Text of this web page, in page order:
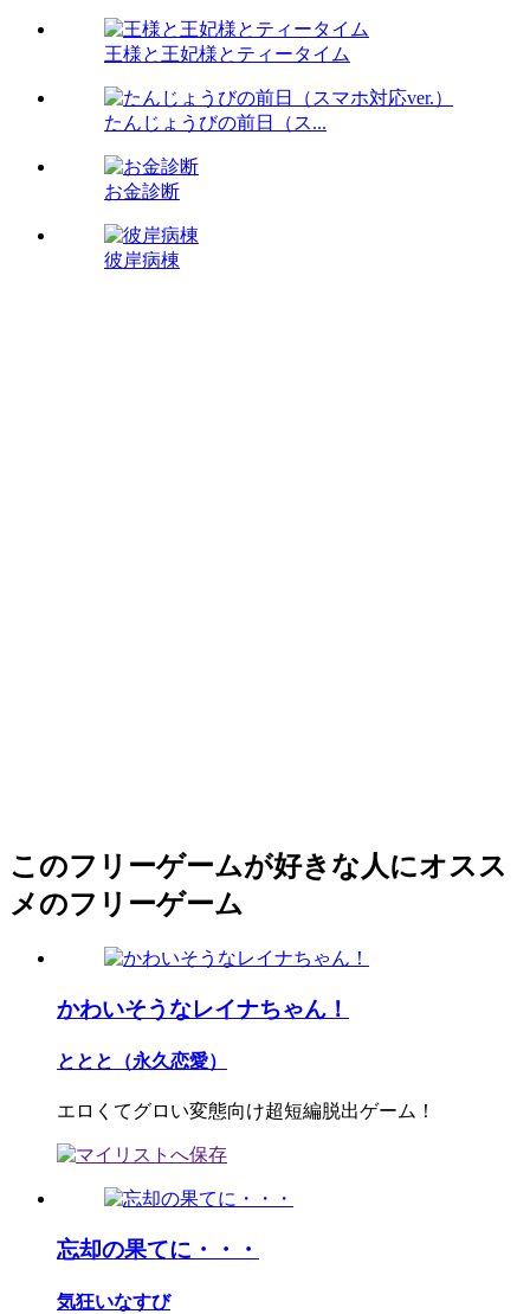
王様と王妃様とティータイム
たんじょうびの前日（ス...
お金診断
彼岸病棟
このフリーゲームが好きな人にオスス
メのフリーゲーム
かわいそうなレイナちゃん！
ととと（永久恋愛）
エロくてグロい変態向け超短編脱出ゲーム！
忘却の果てに・・・
気狂いなすび